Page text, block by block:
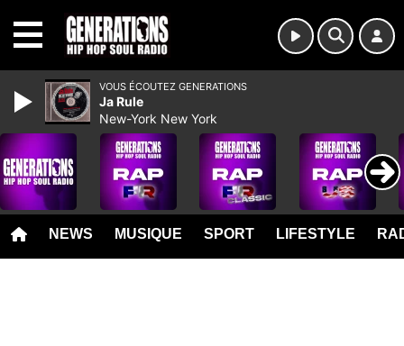
NEWS MUSIQUE SPORT LIFESTYLE
VOUS ÉCOUTEZ GENERATIONS
Ja Rule
New-York New York